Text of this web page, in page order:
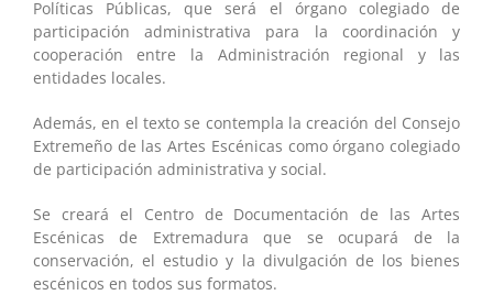
Políticas Públicas, que será el órgano colegiado de
participación administrativa para la coordinación y
cooperación entre la Administración regional y las
entidades locales.
Además, en el texto se contempla la creación del Consejo
Extremeño de las Artes Escénicas como órgano colegiado
de participación administrativa y social.
Se creará el Centro de Documentación de las Artes
Escénicas de Extremadura que se ocupará de la
conservación, el estudio y la divulgación de los bienes
escénicos en todos sus formatos.